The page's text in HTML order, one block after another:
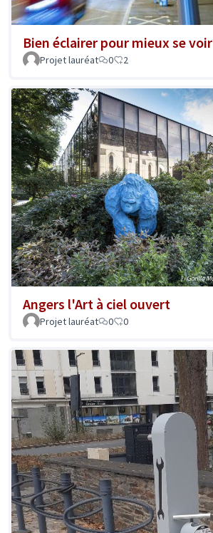
Bien éclairer pour mieux se voir
Projet lauréat 0 2
Angers l'Art à ciel ouvert
Projet lauréat 0 0